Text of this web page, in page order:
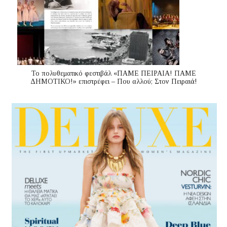
Το πολυθεματικό φεστιβάλ «ΠΑΜΕ ΠΕΙΡΑΙΑ! ΠΑΜΕ
ΔΗΜΟΤΙΚΟ!» επιστρέφει – Που αλλού; Στον Πειραιά!